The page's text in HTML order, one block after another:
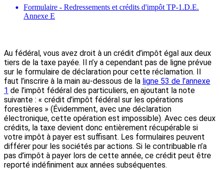
Formulaire - Redressements et crédits d'impôt TP-1.D.E.
Annexe E
Au fédéral, vous avez droit à un crédit d’impôt égal aux deux
tiers de la taxe payée. Il n’y a cependant pas de ligne prévue
sur le formulaire de déclaration pour cette réclamation. Il
faut l’inscrire à la main au-dessous de la ligne 53 de l’annexe
1 de l’impôt fédéral des particuliers, en ajoutant la note
suivante : « crédit d’impôt fédéral sur les opérations
forestières » (Évidemment, avec une déclaration
électronique, cette opération est impossible). Avec ces deux
crédits, la taxe devient donc entièrement récupérable si
votre impôt à payer est suffisant. Les formulaires peuvent
différer pour les sociétés par actions. Si le contribuable n’a
pas d’impôt à payer lors de cette année, ce crédit peut être
reporté indéfiniment aux années subséquentes.